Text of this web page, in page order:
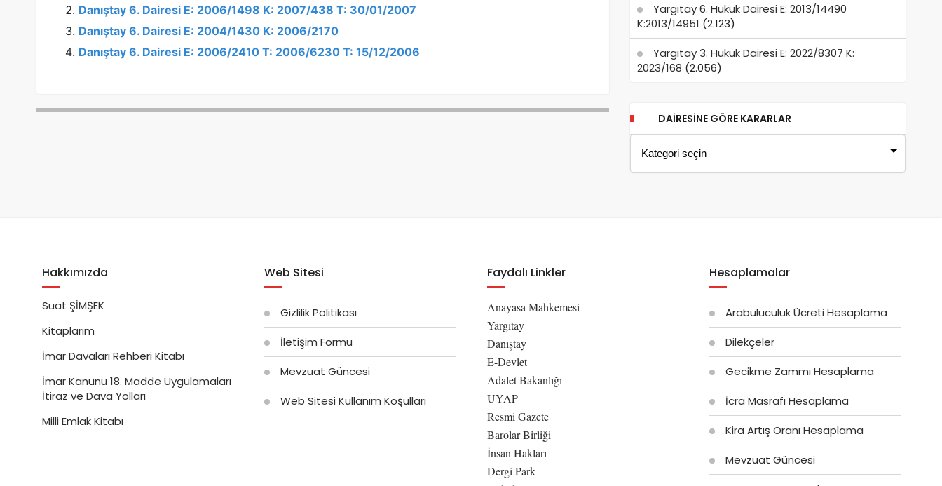
Danıştay 6. Dairesi E: 2006/1498 K: 2007/438 T: 30/01/2007
Danıştay 6. Dairesi E: 2004/1430 K: 2006/2170
Danıştay 6. Dairesi E: 2006/2410 T: 2006/6230 T: 15/12/2006
Yargıtay 6. Hukuk Dairesi E: 2013/14490
K:2013/14951 (2.123)
Yargıtay 3. Hukuk Dairesi E: 2022/8307 K:
2023/168 (2.056)
DAIRESINE GÖRE KARARLAR
Hakkımızda
Suat ŞİMŞEK
Kitaplarım
İmar Davaları Rehberi Kitabı
İmar Kanunu 18. Madde Uygulamaları
İtiraz ve Dava Yolları
Milli Emlak Kitabı
Web Sitesi
Gizlilik Politikası
İletişim Formu
Mevzuat Güncesi
Web Sitesi Kullanım Koşulları
Faydalı Linkler
Anayasa Mahkemesi
Yargıtay
Danıştay
E-Devlet
Adalet Bakanlığı
UYAP
Resmi Gazete
Barolar Birliği
İnsan Hakları
Dergi Park
Hesaplamalar
Arabuluculuk Ücreti Hesaplama
Dilekçeler
Gecikme Zammı Hesaplama
İcra Masrafı Hesaplama
Kira Artış Oranı Hesaplama
Mevzuat Güncesi